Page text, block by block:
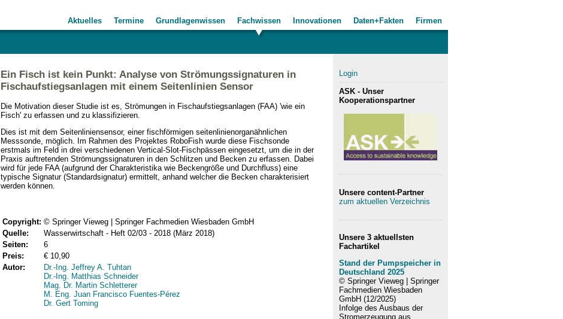
Firmen
Daten+Fakten
Innovationen
Fachwissen
Grundlagenwissen
Termine
Aktuelles
Ein Fisch ist kein Punkt: Analyse von Strömungssignaturen in
Fischaufstiegsanlagen mit einem Seitenlinien Sensor
Die Motivation dieser Studie ist es, Strömungen in Fischaufstiegsanlagen (FAA) 'wie ein
Fisch' zu erfassen und zu klassifizieren.
Dies ist mit dem Seitenliniensensor, einer fischförmigen seitenlinienorganähnlichen
Messsonde, möglich. Im Rahmen des Projektes RoboFish wurde diese Fischsonde
erstmals im Feld in drei verschiedenen Vertical-Slot-Fischpässen eingesetzt, um die in der
Praxis auftretenden Strömungssignaturen in den Schlitzen und Becken zu erfassen. Dabei
wird für jede FAA (aufgrund der Charakteristika wie Beckengröße und Durchfluss) eine
typische Signatur (Standardsignatur) ermittelt, anhand welcher die Becken charakterisiert
werden können.
Copyright: © Springer Vieweg | Springer Fachmedien Wiesbaden GmbH
Quelle:
Wasserwirtschaft - Heft 02/03 - 2018 (März 2018)
Seiten:
6
Preis:
€ 10,90
Autor:
Dr.-Ing. Jeffrey A. Tuhtan
Dr.-Ing. Matthias Schneider
Mag. Dr. Martin Schletterer
M. Eng. Juan Francisco Fuentes-Pérez
Dr. Gert Toming
Login
ASK - Unser
Kooperationspartner
Unsere content-Partner
zum aktuellen Verzeichnis
Unsere 3 aktuellsten
Fachartikel
Stand der Pumpspeicher in
Deutschland 2025
© Springer Vieweg | Springer
Fachmedien Wiesbaden
GmbH (12/2025)
Infolge des Ausbaus der
Stromerzeugung aus